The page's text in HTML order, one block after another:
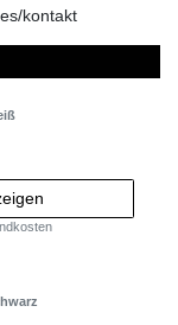
kontakt